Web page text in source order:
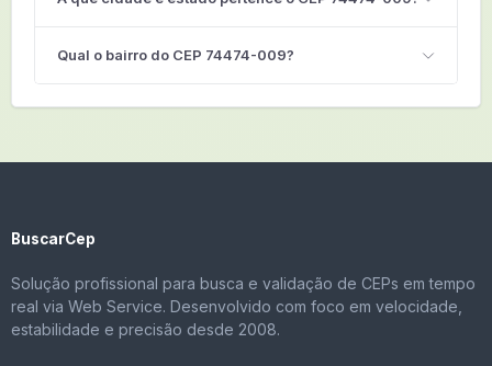
Qual o bairro do CEP 74474-009?
BuscarCep
Solução profissional para busca e validação de CEPs em tempo
real via Web Service. Desenvolvido com foco em velocidade,
estabilidade e precisão desde 2008.